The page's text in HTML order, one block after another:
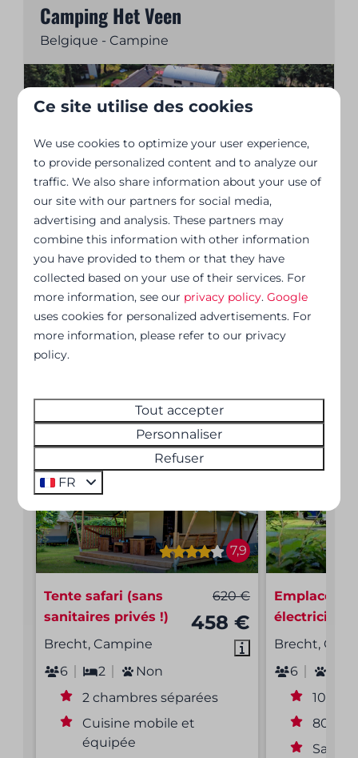
Camping Het Veen
Belgique - Campine
Le Camping Floreal Het Veen se situe le long
du canal de Campine, à vélo d’Anvers. Profitez
de la nature, des jeux, du sport et d’un séjour
sur emplacement ou en location.
Plus d'informations
7,9
620 €
458 €
Tente safari (sans
sanitaires privés !)
Brecht, Campine
6
2
Non
2 chambres séparées
Cuisine mobile et
équipée
électricité
Brecht,
6
10
80 m²
Ce site utilise des cookies
We use cookies to optimize your user experience,
to provide personalized content and to analyze our
traffic. We also share information about your use of
our site with our partners for social media,
advertising and analysis. These partners may
combine this information with other information
you have provided to them or that they have
collected based on your use of their services. For
more information, see our privacy policy.Google
uses cookies for personalized advertisements. For
more information, please refer to our privacy
policy.
Tout accepter
Personnaliser
Refuser
FR